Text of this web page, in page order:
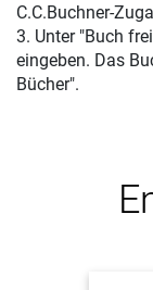
C.C.Buchner-
3. Unter "Buch
eingeben. Das
Bücher".